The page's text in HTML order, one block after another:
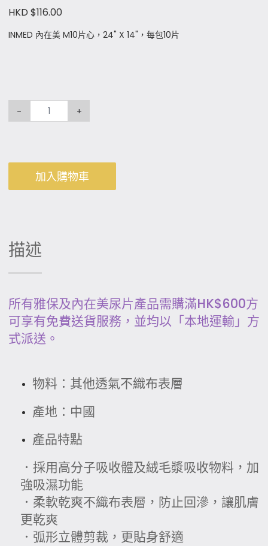
HKD $116.00
INMED 內在美 M10片心，24" X 14"，每包10片
- +
加入購物車
描述
所有雅保及內在美尿片產品需購滿HK$600方
可享有免費送貨服務，並均以「本地運輸」方
式派送。
物料：其他透氣不織布表層
產地：中國
產品特點
．採用高分子吸收體及絨毛漿吸收物料，加
強吸濕功能
．柔軟乾爽不織布表層，防止回滲，讓肌膚
更乾爽
．弧形立體剪裁，更貼身舒適